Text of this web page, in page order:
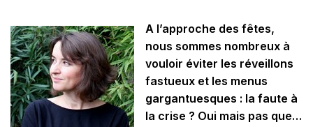
A l’approche des fêtes,
nous sommes nombreux à
vouloir éviter les réveillons
fastueux et les menus
gargantuesques : la faute à
la crise ? Oui mais pas que…